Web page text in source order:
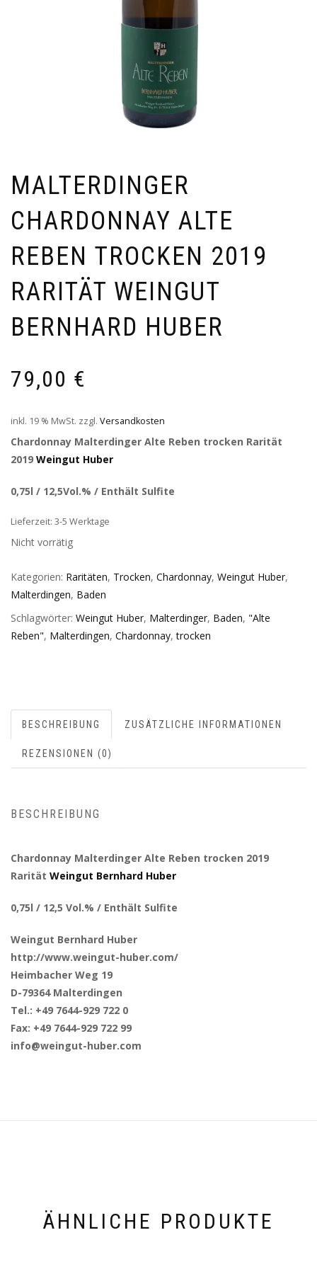
MALTERDINGER
CHARDONNAY ALTE
REBEN TROCKEN 2019
RARITÄT WEINGUT
BERNHARD HUBER
79,00 €
inkl. 19 % MwSt. zzgl. Versandkosten
Chardonnay Malterdinger Alte Reben trocken Rarität
2019 Weingut Huber
0,75l / 12,5Vol.% / Enthält Sulfite
Lieferzeit: 3-5 Werktage
Nicht vorrätig
Kategorien: Raritäten, Trocken, Chardonnay, Weingut Huber,
Malterdingen, Baden
Schlagwörter: Weingut Huber, Malterdinger, Baden, "Alte
Reben", Malterdingen, Chardonnay,trocken
BESCHREIBUNG ZUSÄTZLICHE INFORMATIONEN
REZENSIONEN (0)
BESCHREIBUNG
Chardonnay Malterdinger Alte Reben trocken 2019
Rarität Weingut Bernhard Huber
0,75l / 12,5 Vol.% / Enthält Sulfite
Weingut Bernhard Huber
http://www.weingut-huber.com/
Heimbacher Weg 19
D-79364 Malterdingen
Tel.: +49 7644-929 722 0
Fax: +49 7644-929 722 99
info@weingut-huber.com
ÄHNLICHE PRODUKTE